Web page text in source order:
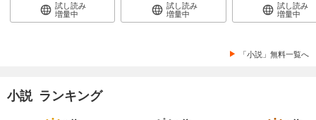
試し読み
増量中
試し読み
増量中
試し読み
増量中
「小説」無料一覧へ
小説 ランキング